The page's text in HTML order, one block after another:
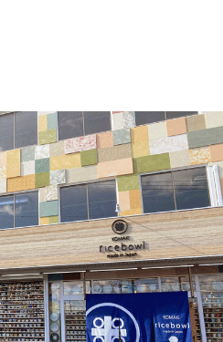
やすい！カラフルオーバルボー
ル柄とラフランス柄の小さめテ
量限定販売中！！
沢山のあったか～いスープを信
ょうか？